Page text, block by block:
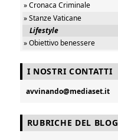
» Cronaca Criminale
» Stanze Vaticane
Lifestyle
» Obiettivo benessere
I NOSTRI CONTATTI
avvinando@mediaset.it
RUBRICHE DEL BLOG